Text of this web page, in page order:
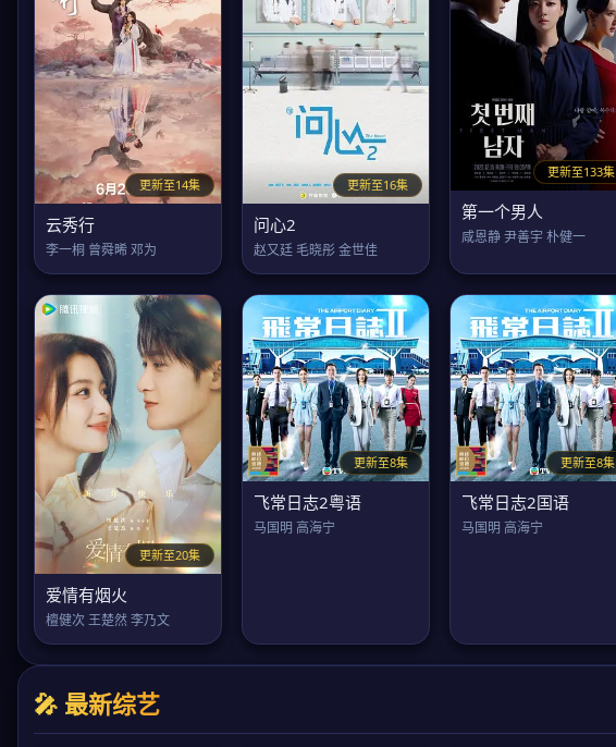
更新至14集
云秀行
李一桐 曾舜晞 邓为
更新至16集
问心2
赵又廷 毛晓彤 金世佳
更新至133集
第一个男人
咸恩静 尹善宇 朴健一
更新至20集
爱情有烟火
檀健次 王楚然 李乃文
更新至8集
飞常日志2粤语
马国明 高海宁
更新至8集
飞常日志2国语
马国明 高海宁
🎤 最新综艺